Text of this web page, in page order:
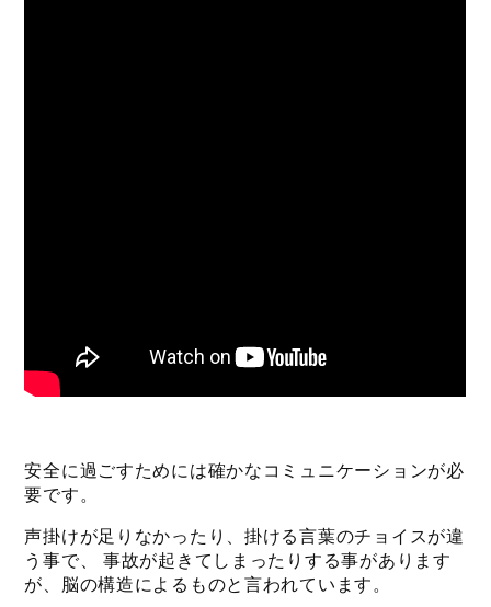
安全に過ごすためには確かなコミュニケーションが必
要です。
声掛けが足りなかったり、掛ける言葉のチョイスが違
う事で、 事故が起きてしまったりする事があります
が、脳の構造によるものと言われています。